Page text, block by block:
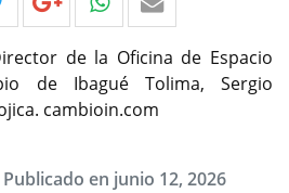
de la Oficina de Espacio
de Ibagué Tolima, Sergio
cambioin.com
Publicado en junio 12, 2026